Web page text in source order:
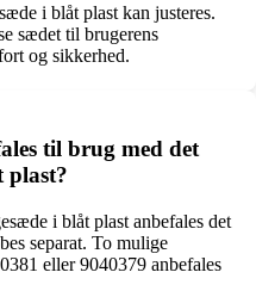
i blåt plast kan justeres.
sædet til brugerens
og sikkerhed.
til brug med det
plast?
i blåt plast anbefales det
separat. To mulige
eller 9040379 anbefales